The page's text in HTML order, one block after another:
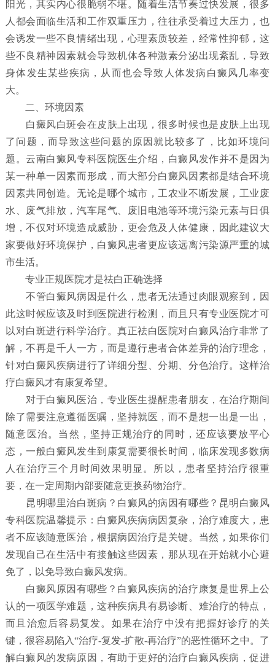
阳光，其实内心很脆弱不堪。随着生活节奏过快发展，很多
人都会面临生活和工作双重压力，往往承受着过大压力，也
会诱发一些不良情绪出现，心理素质较差，经常性抑郁，这
些不良精神因素就会导致机体各种激素分泌出现紊乱，导致
身体发生某些疾病，从而也会导致人体发病白癜风几率变
大。
二、环境因素
白癜风白斑会在皮肤上出现，很多时候也是皮肤上出现
了问题，而导致这些问题的原因就比较多了，比如环境问
题。云南白癜风专科医院医生介绍，白癜风发作并不是因为
某一种单一因素而形成，而大部分白癜风因素都是结合环境
因素共同创造。无论是哪个城市，工农业不断发展，工业废
水、废气排放，汽车尾气、废旧电池等环境污染元素与日俱
增，不仅对环境造成威胁，更会危及人体健康，因此建议大
家要做好环境保护，白癜风患者更应该远离污染源严重的城
市生活。
专业正规医院才是祛白正确选择
不管白癜风病因是什么，患者无法通过肉眼观察到，因
此这时候应该及时到医院进行检测，而且只有专业医院才可
以对白斑进行科学治疗。真正祛白医院对白癜风治疗非常了
解，不再是千人一方，而是遵行患者合体差异的治疗理念，
针对白癜风疾病进行了详细分型、分期、分色治疗。这样治
疗白癜风才有康复希望。
对于白癜风医治，专业医生提醒患者朋友，在治疗期间
除了需要注意遵循医嘱，坚持就医，而不是想一出是一出，
随意医治。当然，坚持正规治疗的同时，还应该要放平心
态，一般白癜风发生到康复需要很长时间，临床发现多数病
人在治疗三个月时间效果明显。所以，患者坚持治疗很重
要，在一定周期内部要随意更换药物治疗。
昆明哪里治白斑病？白癜风的病因有哪些？昆明白癜风
专科医院温馨提示：白癜风疾病病因复杂，治疗难度大，患
者不应该随意医治，根据病因治疗是关键。当然，如果你们
发现自己在生活中有接触这些因素，那从现在开始就小心避
免了，以免导致白癜风发病。
白癜风原因有哪些？ 白癜风疾病的治疗康复是世界上公
认的一项医学难题，这种疾病具有易诊断、难治疗的特点，
而且治愈后容易复发。如果在治疗中没有把握好诊疗的关
键，很容易陷入“治疗-复发-扩散-再治疗”的恶性循环之中。了
解白癜风的发病原因，有助于更好的治疗白癜风疾病，促进